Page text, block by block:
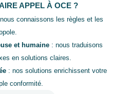
APPEL À OCE ?
connaissons les règles et les
et humaine : nous traduisons
en solutions claires.
: nos solutions enrichissent votre
conformité.